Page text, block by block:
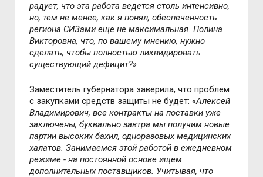
радует, что эта работа ведется столь интенсивно,
но, тем не менее, как я понял, обеспеченность
региона СИЗами еще не максимальная. Полина
Викторовна, что, по вашему мнению, нужно
сделать, чтобы полностью ликвидировать
существующий дефицит?»
Заместитель губернатора заверила, что проблем
с закупками средств защиты не будет:«Алексей
Владимирович, все контракты на поставки уже
заключены, буквально завтра мы получим новые
партии высоких бахил, одноразовых медицинских
халатов. Занимаемся этой работой в ежедневном
режиме - на постоянной основе ищем
дополнительных поставщиков. Учитывая, что